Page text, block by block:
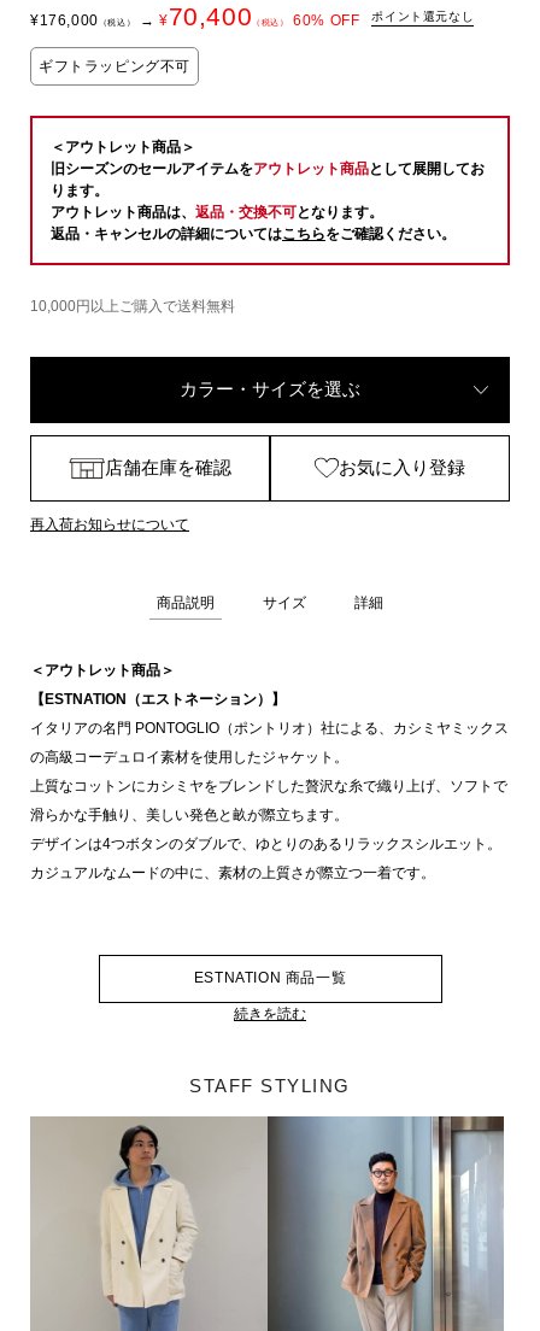
¥176,000 （税込） → ¥70,400 （税込） 60% OFF ポイント還元なし
ギフトラッピング不可
＜アウトレット商品＞
旧シーズンのセールアイテムをアウトレット商品として展開してお
ります。
アウトレット商品は、 返品・交換不可となります。
返品・キャンセルの詳細についてはこちらをご確認ください。
10,000円以上ご購入で送料無料
カラー・サイズを選ぶ
店舗在庫を確認 お気に入り登録
再入荷お知らせについて
商品説明 サイズ 詳細
＜アウトレット商品＞
【ESTNATION（エストネーション）】
イタリアの名門 PONTOGLIO（ポントリオ）社による、カシミヤミックス
の高級コーデュロイ素材を使用したジャケット。
上質なコットンにカシミヤをブレンドした贅沢な糸で織り上げ、ソフトで
滑らかな手触り、美しい発色と畝が際立ちます。
デザインは4つボタンのダブルで、ゆとりのあるリラックスシルエット。
カジュアルなムードの中に、素材の上質さが際立つ一着です。
ESTNATION 商品一覧
続きを読む
STAFF STYLING